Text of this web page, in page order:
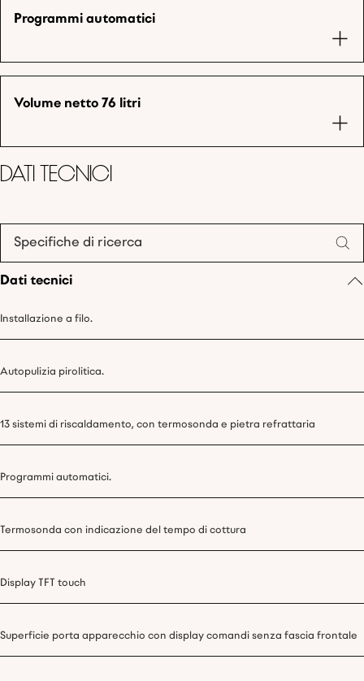
Programmi automatici
Volume netto 76 litri
Dati tecnici
Specifiche di ricerca
Dati tecnici
Installazione a filo.
Autopulizia pirolitica.
13 sistemi di riscaldamento, con termosonda e pietra refrattaria
Programmi automatici.
Termosonda con indicazione del tempo di cottura
Display TFT touch
Superficie porta apparecchio con display comandi senza fascia frontale